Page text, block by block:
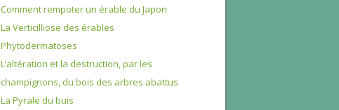
Comment rempoter un érable du Japon
La Verticilliose des érables
Phytodermatoses
L’altération et la destruction, par les
champignons, du bois des arbres abattus
La Pyrale du buis